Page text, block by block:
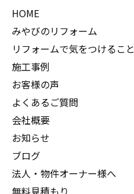
HOME
みやびのリフォーム
リフォームで気をつけること
施工事例
お客様の声
よくあるご質問
会社概要
お知らせ
ブログ
法人・物件オーナー様へ
無料見積もり